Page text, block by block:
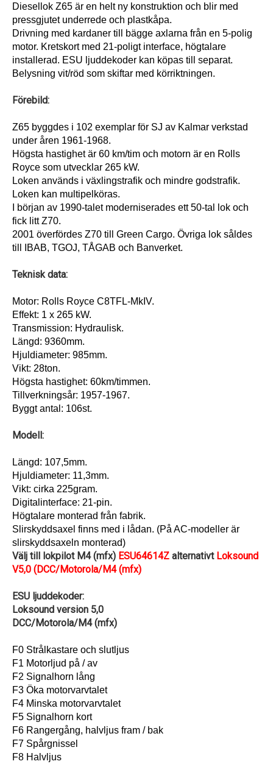
Diesellok Z65 är en helt ny konstruktion och blir med
pressgjutet underrede och plastkåpa.
Drivning med kardaner till bägge axlarna från en 5-polig
motor. Kretskort med 21-poligt interface, högtalare
installerad. ESU ljuddekoder kan köpas till separat.
Belysning vit/röd som skiftar med körriktningen.
Förebild:
Z65 byggdes i 102 exemplar för SJ av Kalmar verkstad
under åren 1961-1968.
Högsta hastighet är 60 km/tim och motorn är en Rolls
Royce som utvecklar 265 kW.
Loken används i växlingstrafik och mindre godstrafik.
Loken kan multipelköras.
I början av 1990-talet moderniserades ett 50-tal lok och
fick litt Z70.
2001 överfördes Z70 till Green Cargo. Övriga lok såldes
till IBAB, TGOJ, TÅGAB och Banverket.
Teknisk data:
Motor: Rolls Royce C8TFL-MkIV.
Effekt: 1 x 265 kW.
Transmission: Hydraulisk.
Längd: 9360mm.
Hjuldiameter: 985mm.
Vikt: 28ton.
Högsta hastighet: 60km/timmen.
Tillverkningsår: 1957-1967.
Byggt antal: 106st.
Modell:
Längd: 107,5mm.
Hjuldiameter: 11,3mm.
Vikt: cirka 225gram.
Digitalinterface: 21-pin.
Högtalare monterad från fabrik.
Slirskyddsaxel finns med i lådan. (På AC-modeller är
slirskyddsaxeln monterad)
Välj till lokpilot M4 (mfx) ESU64614Z alternativt Loksound
V5,0 (DCC/Motorola/M4 (mfx)
ESU ljuddekoder:
Loksound version 5,0
DCC/Motorola/M4 (mfx)
F0 Strålkastare och slutljus
F1 Motorljud på / av
F2 Signalhorn lång
F3 Öka motorvarvtalet
F4 Minska motorvarvtalet
F5 Signalhorn kort
F6 Rangergång, halvljus fram / bak
F7 Spårgnissel
F8 Halvljus